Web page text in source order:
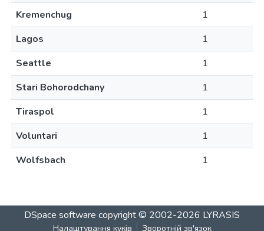
Kremenchug
1
Lagos
1
Seattle
1
Stari Bohorodchany
1
Tiraspol
1
Voluntari
1
Wolfsbach
1
DSpace software copyright © 2002-2026 LYRASIS
Налаштування куків Зворотній зв'язок